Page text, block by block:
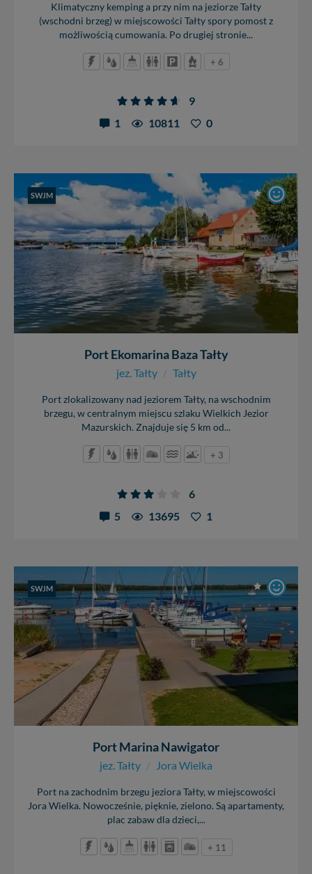
Klimatyczny kemping a przy nim na jeziorze Tałty
(wschodni brzeg) w miejscowości Tałty spory pomost z
możliwością cumowania. Po drugiej stronie...
+ 6
9
1
10811 0
SWJM
Port Ekomarina Baza Tałty
jez. Tałty / Tałty
Port zlokalizowany nad jeziorem Tałty, na wschodnim
brzegu, w centralnym miejscu szlaku Wielkich Jezior
Mazurskich. Znajduje się 5 km od...
+ 3
6
5
13695 1
SWJM
Port Marina Nawigator
jez. Tałty / Jora Wielka
Port na zachodnim brzegu jeziora Tałty, w miejscowości
Jora Wielka. Nowocześnie, pięknie, zielono. Są apartamenty,
plac zabaw dla dzieci,...
+ 11